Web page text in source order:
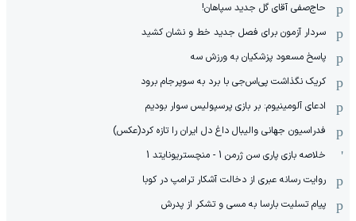
حاج‌صفی آقای گل جدید سپاهان!
سردار آزمون برای فصل جدید خط و نشان کشید
پاسخ مسعود پزشکیان به ورزش سه
کریک نگذاشت پی‌اس‌جی با برد به سوپرجام برود
ادعای آلومینیوم: بر بازی پرسپولیس سوار بودیم
فدراسیون جهانی والیبال داغ دل ایران را تازه کرد(عکس)
خلاصه بازی پاری سن ژرمن 1 - منچستریونایتد 1
روایت رسانه عبری از دخالت آشکار ترامپ در کوبا
پیام تسلیت بارسا به مسی و تشکر از پدرش